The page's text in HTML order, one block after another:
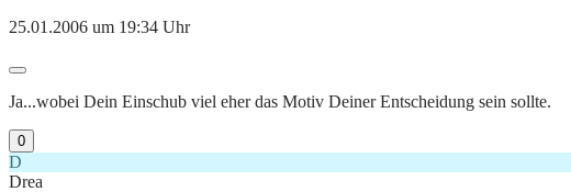
25.01.2006 um 19:34 Uhr
Ja...wobei Dein Einschub viel eher das Motiv Deiner Entscheidung sein sollte.
0
D
Drea